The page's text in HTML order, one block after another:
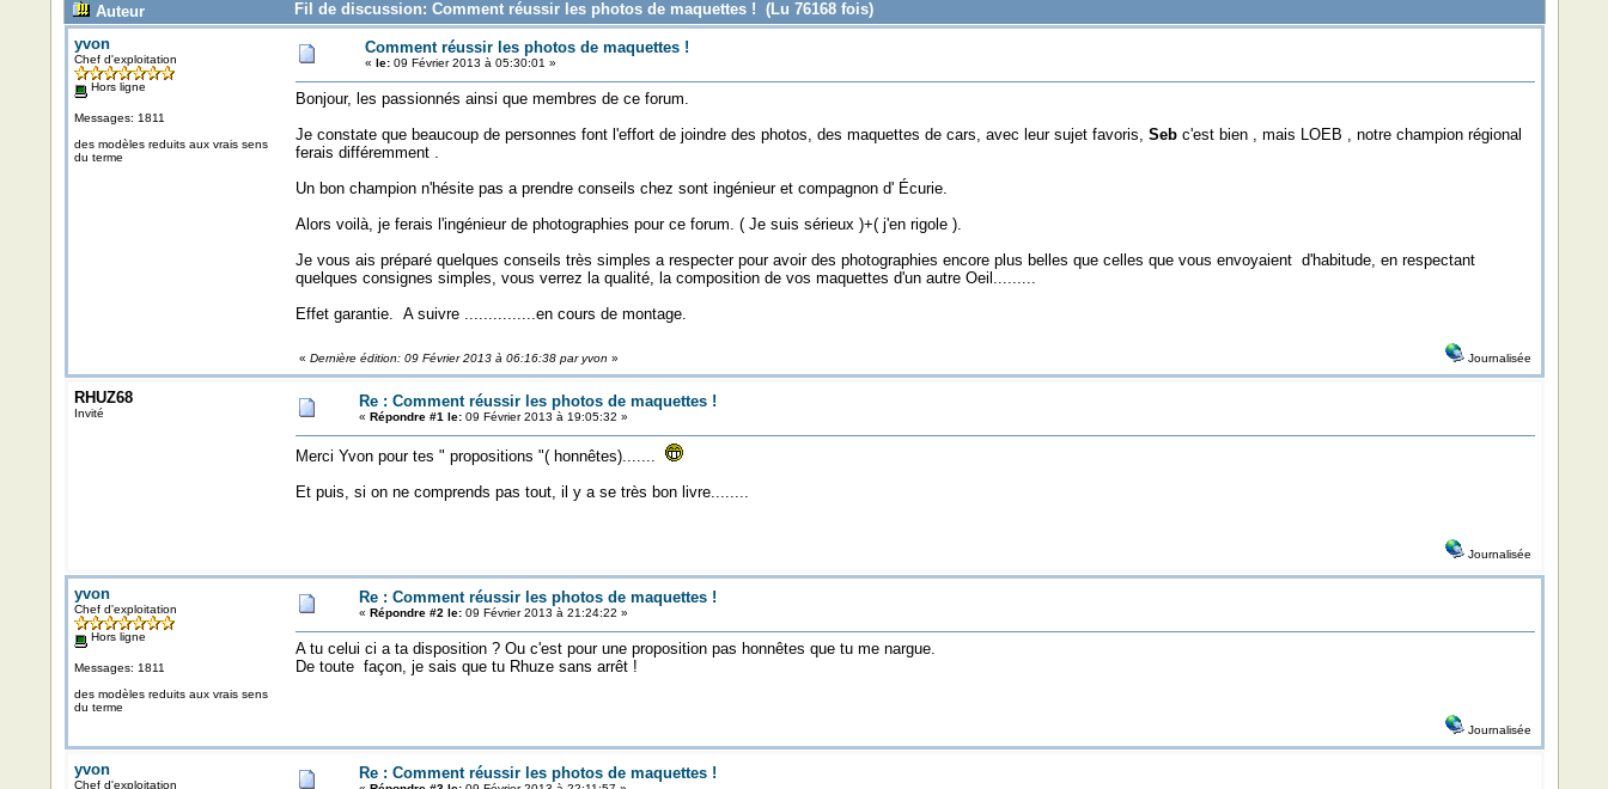
Auteur
Fil de discussion: Comment réussir les photos de maquettes ! (Lu 76168 fois)
yvon
Chef d'exploitation
Hors ligne
Messages: 1811
des modèles reduits aux vrais sens
du terme
Comment réussir les photos de maquettes !
« le:09 Février 2013 à 05:30:01 »
Bonjour, les passionnés ainsi que membres de ce forum.
Je constate que beaucoup de personnes font l'effort de joindre des photos, des maquettes de cars, avec leur sujet favoris, Sebc'est bien , mais LOEB , notre champion régional
ferais différemment .
Un bon champion n'hésite pas a prendre conseils chez sont ingénieur et compagnon d' Écurie.
Alors voilà, je ferais l'ingénieur de photographies pour ce forum. ( Je suis sérieux )+( j'en rigole ).
Je vous ais préparé quelques conseils très simples a respecter pour avoir des photographies encore plus belles que celles que vous envoyaient d'habitude, en respectant
quelques consignes simples, vous verrez la qualité, la composition de vos maquettes d'un autre Oeil.........
Effet garantie. A suivre ...............en cours de montage.
« Dernière édition: 09 Février 2013 à 06:16:38 par yvon » Journalisée
RHUZ68
Invité
Re : Comment réussir les photos de maquettes !
« Répondre #1 le:09 Février 2013 à 19:05:32 »
Merci Yvon pour tes " propositions "( honnêtes).......
Et puis, si on ne comprends pas tout, il y a se très bon livre........
Journalisée
yvon
Chef d'exploitation
Hors ligne
Messages: 1811
des modèles reduits aux vrais sens
du terme
Re : Comment réussir les photos de maquettes !
« Répondre #2 le:09 Février 2013 à 21:24:22 »
A tu celui ci a ta disposition ? Ou c'est pour une proposition pas honnêtes que tu me nargue.
De toute façon, je sais que tu Rhuze sans arrêt !
Journalisée
yvon
Chef d'exploitation
Re : Comment réussir les photos de maquettes !